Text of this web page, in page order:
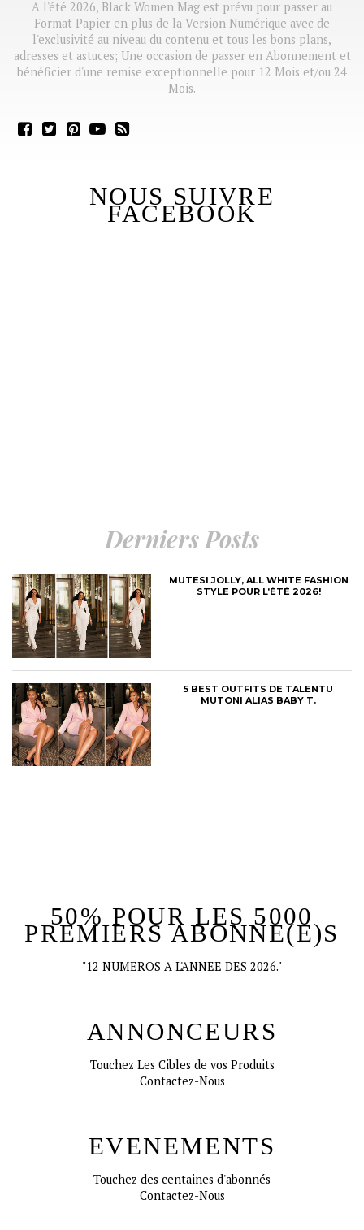
A l'été 2026, Black Women Mag est prévu pour passer au
Format Papier en plus de la Version Numérique avec de
l'exclusivité au niveau du contenu et tous les bons plans,
adresses et astuces; Une occasion de passer en Abonnement et
bénéficier d'une remise exceptionnelle pour 12 Mois et/ou 24
Mois.
NOUS SUIVRE
FACEBOOK
Derniers Posts
MUTESI JOLLY, ALL WHITE FASHION
STYLE POUR L’ÉTÉ 2026!
5 BEST OUTFITS DE TALENTU
MUTONI ALIAS BABY T.
50% POUR LES 5000
PREMIERS ABONNE(E)S
"12 NUMEROS A L'ANNEE DES 2026."
ANNONCEURS
Touchez Les Cibles de vos Produits
Contactez-Nous
EVENEMENTS
Touchez des centaines d'abonnés
Contactez-Nous